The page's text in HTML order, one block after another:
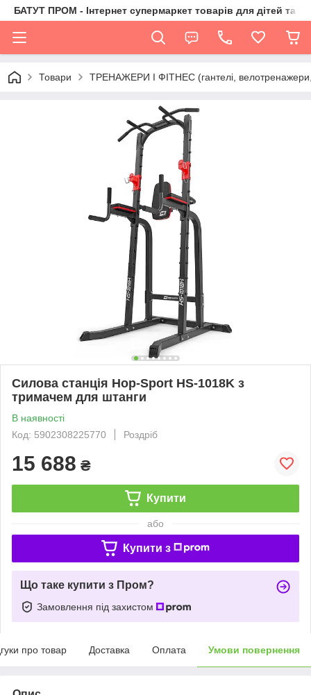
БАТУТ ПРОМ - Інтернет супермаркет товарів для дітей та їх
Товари ТРЕНАЖЕРИ І ФІТНЕС (гантелі, велотренажери,
Силова станція Hop-Sport HS-1018K з
тримачем для штанги
В наявності
Код: 5902308225770
Роздріб
15 688 ₴
Купити
або
Купити з
Що таке купити з Пром?
Замовлення під захистом
про товар Доставка Оплата Умови повернення